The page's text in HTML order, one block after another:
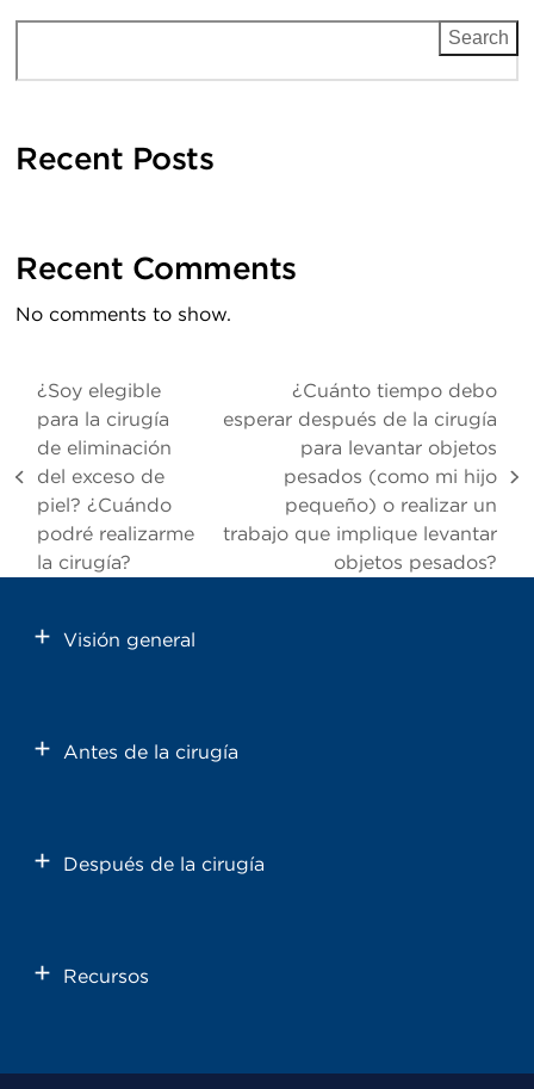
Search
Recent Posts
Recent Comments
No comments to show.
previous
post:
¿Soy elegible
para la cirugía
de eliminación
del exceso de
piel? ¿Cuándo
podré realizarme
la cirugía?
¿Cuánto tiempo debo
esperar después de la cirugía
para levantar objetos
pesados (como mi hijo
pequeño) o realizar un
trabajo que implique levantar
objetos pesados?
Visión general
Antes de la cirugía
Después de la cirugía
Recursos